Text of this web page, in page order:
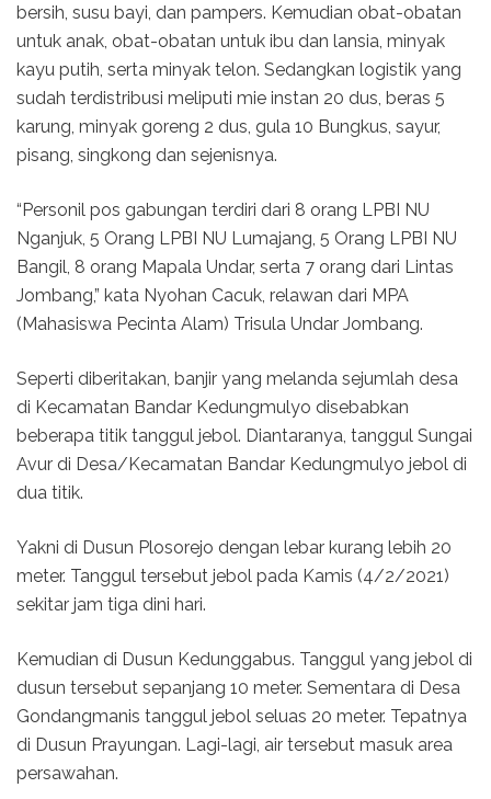
bersih, susu bayi, dan pampers. Kemudian obat-obatan
untuk anak, obat-obatan untuk ibu dan lansia, minyak
kayu putih, serta minyak telon. Sedangkan logistik yang
sudah terdistribusi meliputi mie instan 20 dus, beras 5
karung, minyak goreng 2 dus, gula 10 Bungkus, sayur,
pisang, singkong dan sejenisnya.
“Personil pos gabungan terdiri dari 8 orang LPBI NU
Nganjuk, 5 Orang LPBI NU Lumajang, 5 Orang LPBI NU
Bangil, 8 orang Mapala Undar, serta 7 orang dari Lintas
Jombang,” kata Nyohan Cacuk, relawan dari MPA
(Mahasiswa Pecinta Alam) Trisula Undar Jombang.
Seperti diberitakan, banjir yang melanda sejumlah desa
di Kecamatan Bandar Kedungmulyo disebabkan
beberapa titik tanggul jebol. Diantaranya, tanggul Sungai
Avur di Desa/Kecamatan Bandar Kedungmulyo jebol di
dua titik.
Yakni di Dusun Plosorejo dengan lebar kurang lebih 20
meter. Tanggul tersebut jebol pada Kamis (4/2/2021)
sekitar jam tiga dini hari.
Kemudian di Dusun Kedunggabus. Tanggul yang jebol di
dusun tersebut sepanjang 10 meter. Sementara di Desa
Gondangmanis tanggul jebol seluas 20 meter. Tepatnya
di Dusun Prayungan. Lagi-lagi, air tersebut masuk area
persawahan.